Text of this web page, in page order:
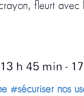
fleurt
h 45 min -
#sécuriser nos